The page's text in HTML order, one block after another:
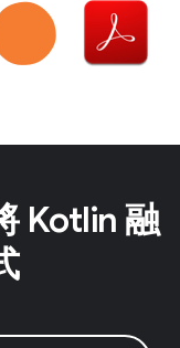
Kotlin 融